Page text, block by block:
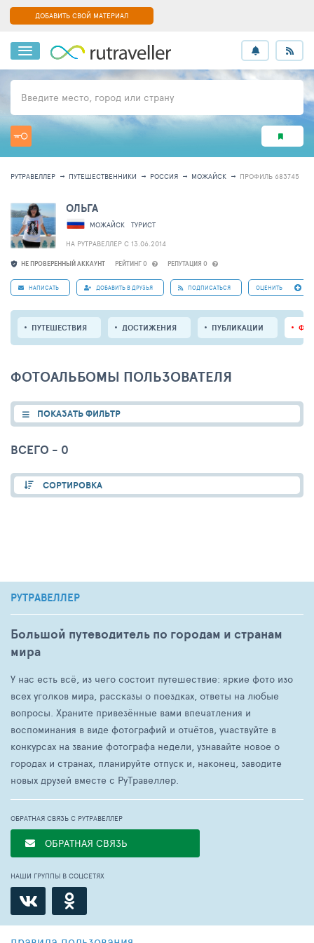
ДОБАВИТЬ СВОЙ МАТЕРИАЛ
Введите место, город или страну
РУТРАВЕЛЛЕР ПУТЕШЕСТВЕННИКИ РОССИЯ МОЖАЙСК ПРОФИЛЬ 683745
НЕ ПРОВЕРЕННЫЙ АККАУНТ РЕЙТИНГ 0 РЕПУТАЦИЯ 0
ОЛЬГА
МОЖАЙСК
ТУРИСТ
НА РУТРАВЕЛЛЕР C 13.06.2014
НАПИСАТЬ ДОБАВИТЬ В ДРУЗЬЯ ПОДПИСАТЬСЯ ОЦЕНИТЬ
ПУТЕШЕСТВИЯ ДОСТИЖЕНИЯ ПУБЛИКАЦИИ
ФОТОАЛЬБОМЫ ПОЛЬЗОВАТЕЛЯ
ПОКАЗАТЬ ФИЛЬТР
ВСЕГО - 0
СОРТИРОВКА
РУТРАВЕЛЛЕР
Большой путеводитель по городам и странам
мира
У нас есть всё, из чего состоит путешествие: яркие фото изо
всех уголков мира, рассказы о поездках, ответы на любые
вопросы. Храните привезённые вами впечатления и
воспоминания в виде фотографий и отчётов, участвуйте в
конкурсах на звание фотографа недели, узнавайте новое о
городах и странах, планируйте отпуск и, наконец, заводите
новых друзей вместе с РуТравеллер.
ОБРАТНАЯ СВЯЗЬ С РУТРАВЕЛЛЕР
ОБРАТНАЯ СВЯЗЬ
НАШИ ГРУППЫ В СОЦСЕТЯХ